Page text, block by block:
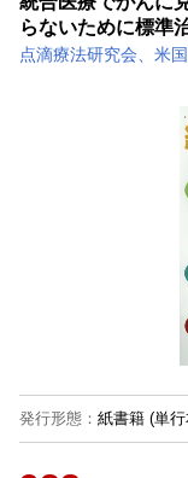
らないために標準
点滴療法研究会、米
発行形態 ： 紙書籍 (単